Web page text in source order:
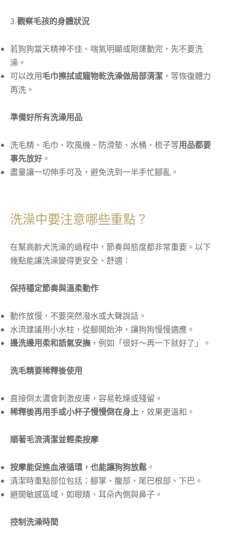
3.觀察毛孩的身體狀況
若狗狗當天精神不佳、喘氣明顯或剛運動完，先不要洗
澡。
可以改用毛巾擦拭或寵物乾洗澡做局部清潔 ，等恢復體力
再洗。
準備好所有洗澡用品
洗毛精、毛巾、吹風機、防滑墊、水桶、梳子等用品都要
事先放好 。
盡量讓一切伸手可及，避免洗到一半手忙腳亂。
洗澡中要注意哪些重點？
在幫高齡犬洗澡的過程中，節奏與態度都非常重要。以下
幾點能讓洗澡變得更安全、舒適：
保持穩定節奏與溫柔動作
動作放慢，不要突然潑水或大聲說話。
水流建議用小水柱，從腳開始沖，讓狗狗慢慢適應。
邊洗邊用柔和語氣安撫 ，例如「很好～再一下就好了」。
洗毛精要稀釋後使用
直接倒太濃會刺激皮膚，容易乾燥或殘留。
稀釋後再用手或小杯子慢慢倒在身上 ，效果更溫和。
順著毛流清潔並輕柔按摩
按摩能促進血液循環，也能讓狗狗放鬆 。
清潔時重點部位包括：腳掌、腹部、尾巴根部、下巴。
避開敏感區域，如眼睛、耳朵內側與鼻子。
控制洗澡時間